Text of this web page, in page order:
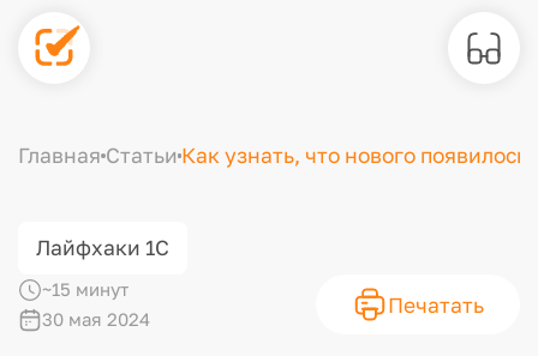
Главная Статьи Как узнать, что нового
Лайфхаки 1С
~15 минут
30 мая 2024
Печатать